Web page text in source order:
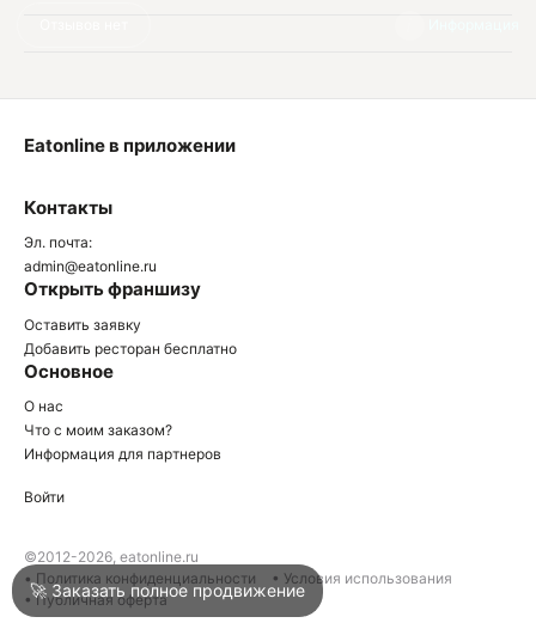
Войти
Написать в техподдержку
Контакты
Эл. почта:
admin@eatonline.ru
Открыть франшизу
Оставить заявку
Добавить ресторан бесплатно
Основное
О нас
Что с моим заказом?
Информация для партнеров
Eatonline в приложении
Войти
©2012-2026, eatonline.ru
• Политика конфиденциальности
• Условия использования
• Публичная оферта
🚀 Заказать полное продвижение